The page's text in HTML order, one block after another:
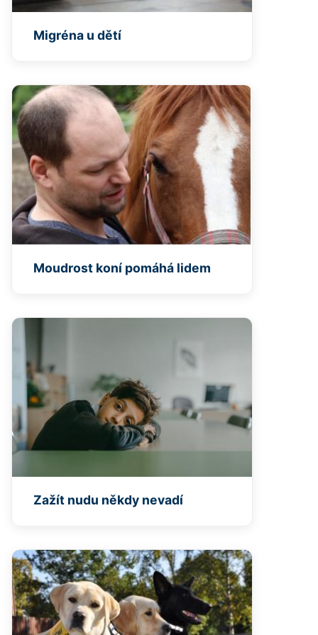
Migréna u dětí
Moudrost koní pomáhá lidem
Zažít nudu někdy nevadí